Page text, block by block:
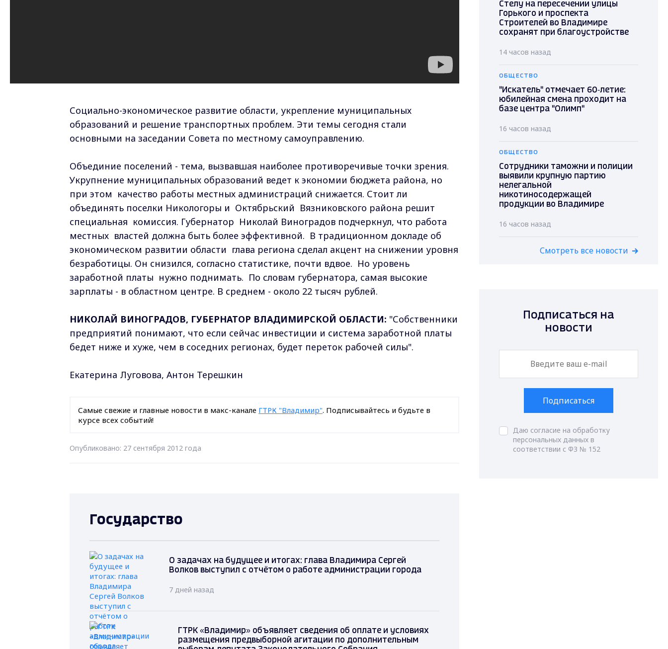
Социально-экономическое развитие области, укрепление муниципальных
образований и решение транспортных проблем. Эти темы сегодня стали
основными на заседании Совета по местному самоуправлению.
Объединие поселений - тема, вызвавшая наиболее противоречивые точки зрения.
Укрупнение муниципальных образований ведет к экономии бюджета района, но
при этом качество работы местных администраций снижается. Стоит ли
объединять поселки Никологоры и Октябрьский Вязниковского района решит
специальная комиссия. Губернатор Николай Виноградов подчеркнул, что работа
местных властей должна быть более эффективной. В традиционном докладе об
экономическом развитии области глава региона сделал акцент на снижении уровня
безработицы. Он снизился, согласно статистике, почти вдвое. Но уровень
заработной платы нужно поднимать. По словам губернатора, самая высокие
зарплаты - в областном центре. В среднем - около 22 тысяч рублей.
НИКОЛАЙ ВИНОГРАДОВ, ГУБЕРНАТОР ВЛАДИМИРСКОЙ ОБЛАСТИ: "Собственники
предприятий понимают, что если сейчас инвестиции и система заработной платы
бедет ниже и хуже, чем в соседних регионах, будет переток рабочей силы".
Екатерина Луговова, Антон Терешкин
Самые свежие и главные новости в макс-канале ГТРК "Владимир". Подписывайтесь и будьте в
курсе всех событий!
Опубликовано: 27 сентября 2012 года
Государство
О задачах на будущее и итогах: глава Владимира Сергей
Волков выступил с отчётом о работе администрации города
7 дней назад
ГТРК «Владимир» объявляет сведения об оплате и условиях
размещения предвыборной агитации по дополнительным
Стелу на пересечении улицы
Горького и проспекта
Строителей во Владимире
сохранят при благоустройстве
14 часов назад
ОБЩЕСТВО
"Искатель" отмечает 60‑летие:
юбилейная смена проходит на
базе центра "Олимп"
16 часов назад
ОБЩЕСТВО
Сотрудники таможни и полиции
выявили крупную партию
нелегальной
никотиносодержащей
продукции во Владимире
16 часов назад
Смотреть все новости
Подписаться на
новости
Подписаться
Даю согласие на обработку
персональных данных в
соответствии с ФЗ № 152